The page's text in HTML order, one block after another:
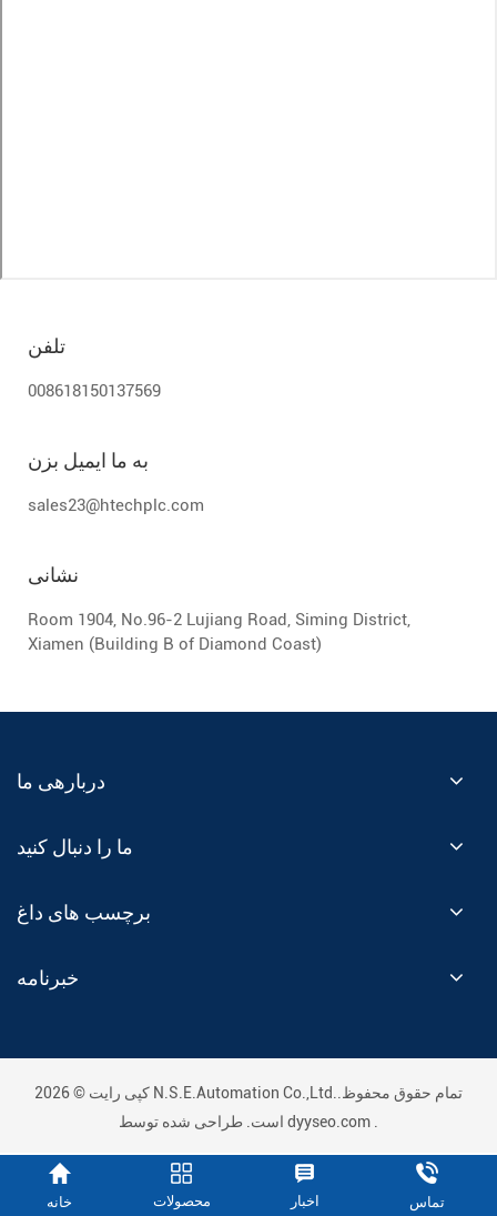
تلفن
008618150137569
به ما ایمیل بزن
sales23@htechplc.com
نشانی
Room 1904, No.96-2 Lujiang Road, Siming District,
Xiamen (Building B of Diamond Coast)
دربارهی ما
ما را دنبال کنید
برچسب های داغ
خبرنامه
کپی رایت © 2026 N.S.E.Automation Co.,Ltd..تمام حقوق محفوظ
dyyseo.com
خانه محصولات اخبار تماس